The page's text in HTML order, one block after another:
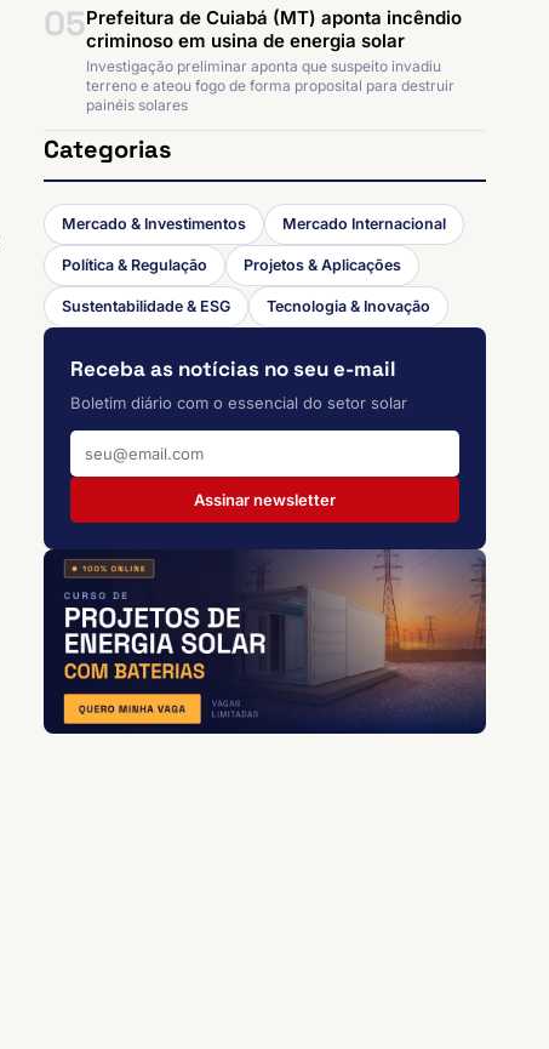
05Prefeitura de Cuiabá (MT) aponta incêndio
criminoso em usina de energia solar
Investigação preliminar aponta que suspeito invadiu
terreno e ateou fogo de forma proposital para destruir
painéis solares
Categorias
Mercado & Investimentos Mercado Internacional
Política & Regulação Projetos & Aplicações
Sustentabilidade & ESG Tecnologia & Inovação
Receba as notícias no seu e-mail
Boletim diário com o essencial do setor solar
Assinar newsletter